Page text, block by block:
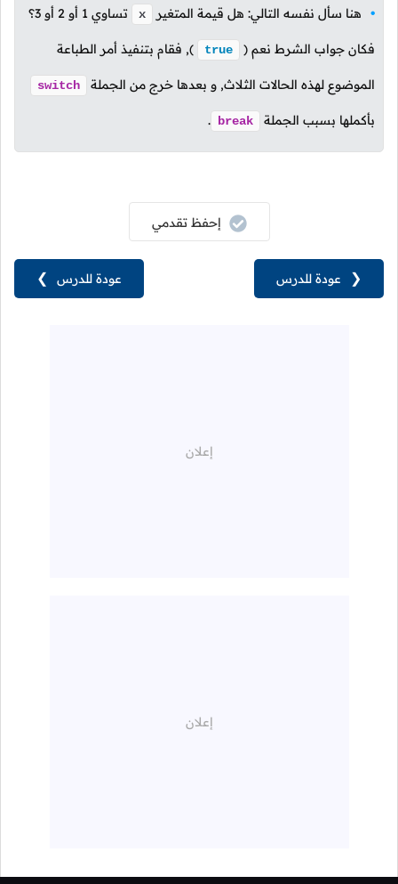
هنا سأل نفسه التالي: هل قيمة المتغير x تساوي 1 أو 2 أو 3؟
فكان جواب الشرط نعم (
true
), فقام بتنفيذ أمر الطباعة
الموضوع لهذه الحالات الثلاث, و بعدها خرج من الجملة switch
بأكملها بسبب الجملة break
.
عودة للدرس ❯
إحفظ تقدمي
❮ عودة للدرس